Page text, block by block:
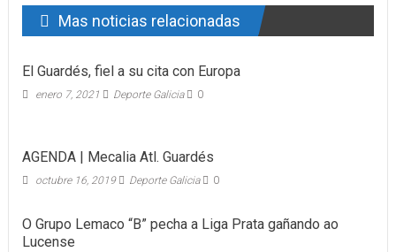
Mas noticias relacionadas
El Guardés, fiel a su cita con Europa
enero 7, 2021 Deporte Galicia 0
AGENDA | Mecalia Atl. Guardés
octubre 16, 2019 Deporte Galicia 0
O Grupo Lemaco “B” pecha a Liga Prata gañando ao
Lucense